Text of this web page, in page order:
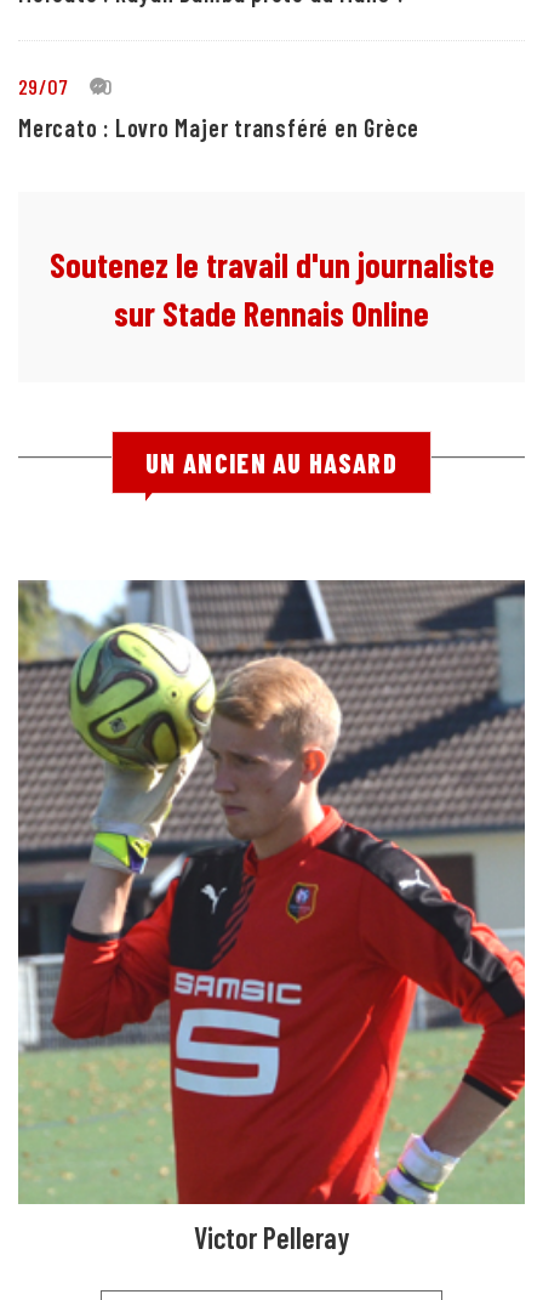
29/07 10
Mercato : Lovro Majer transféré en Grèce
Soutenez le travail d'un journaliste
sur Stade Rennais Online
UN ANCIEN AU HASARD
Victor Pelleray